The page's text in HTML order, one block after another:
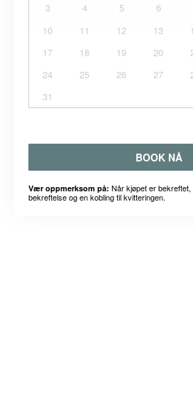
3
4 5 6
10
11 12 13
17
18 19 20
24
25 26 27
31
BOOK NÅ
Vær oppmerksom på: Når kjøpet er
bekreftelse og en kobling til kvitteringen.